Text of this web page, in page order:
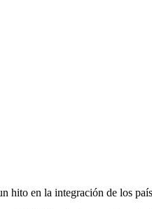
hito en la integración de los